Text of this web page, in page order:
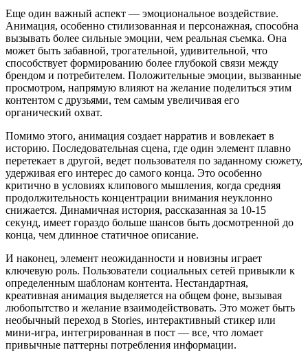
Еще один важный аспект — эмоциональное воздействие.
Анимация, особенно стилизованная и персонажная, способна
вызывать более сильные эмоции, чем реальная съемка. Она
может быть забавной, трогательной, удивительной, что
способствует формированию более глубокой связи между
брендом и потребителем. Положительные эмоции, вызванные
просмотром, напрямую влияют на желание поделиться этим
контентом с друзьями, тем самым увеличивая его
органический охват.
Помимо этого, анимация создает нарратив и вовлекает в
историю. Последовательная сцена, где один элемент плавно
перетекает в другой, ведет пользователя по заданному сюжету,
удерживая его интерес до самого конца. Это особенно
критично в условиях клипового мышления, когда средняя
продолжительность концентрации внимания неуклонно
снижается. Динамичная история, рассказанная за 10-15
секунд, имеет гораздо больше шансов быть досмотренной до
конца, чем длинное статичное описание.
И наконец, элемент неожиданности и новизны играет
ключевую роль. Пользователи социальных сетей привыкли к
определенным шаблонам контента. Нестандартная,
креативная анимация выделяется на общем фоне, вызывая
любопытство и желание взаимодействовать. Это может быть
необычный переход в Stories, интерактивный стикер или
мини-игра, интегрированная в пост — все, что ломает
привычные паттерны потребления информации.